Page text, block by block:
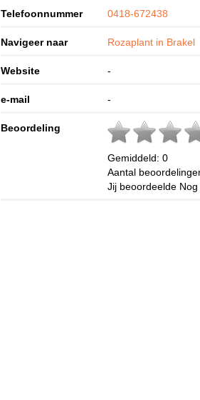
Telefoonnummer 0418-672438
Navigeer naar Rozaplant in Brakel
Website -
e-mail -
Beoordeling
Gemiddeld:0
Aantal
Jij beoordeelde